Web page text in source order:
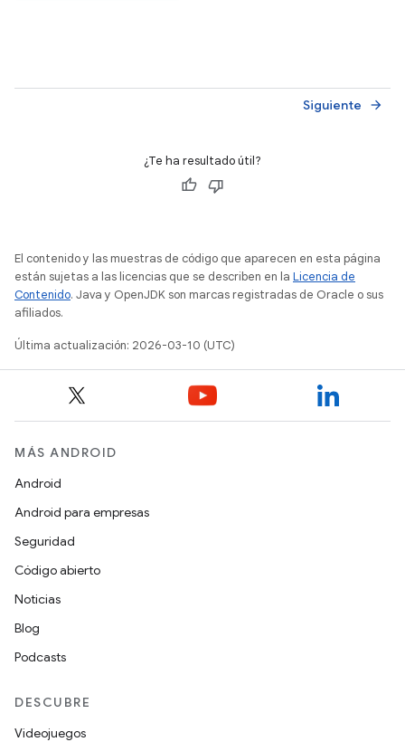
Siguiente arrow_forward
¿Te ha resultado útil?
El contenido y las muestras de código que aparecen en esta página
están sujetas a las licencias que se describen en la Licencia de
Contenido. Java y OpenJDK son marcas registradas de Oracle o sus
afiliados.
Última actualización: 2026-03-10 (UTC)
MÁS ANDROID
Android
Android para empresas
Seguridad
Código abierto
Noticias
Blog
Podcasts
DESCUBRE
Videojuegos